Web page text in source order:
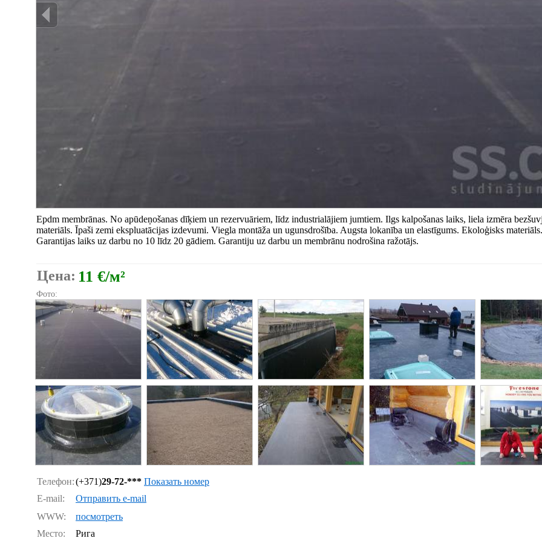
Epdm membrānas. No apūdeņošanas dīķiem un rezervuāriem, līdz industrialājiem jumtiem. Ilgs kalpošanas laiks, liela izmēra
materiāls. Īpaši zemi ekspluatācijas izdevumi. Viegla montāža un ugunsdrošība. Augsta lokanība un elastīgums. Ekoloģisks materiāls.
Garantijas laiks uz darbu no 10 līdz 20 gādiem. Garantiju uz darbu un membrānu nodrošina ražotājs.
Цена: 11 €/м²
Фото:
Телефон:(+371)29-72-*** Показать номер
E-mail:
Отправить e-mail
WWW:
посмотреть
Место:
Рига